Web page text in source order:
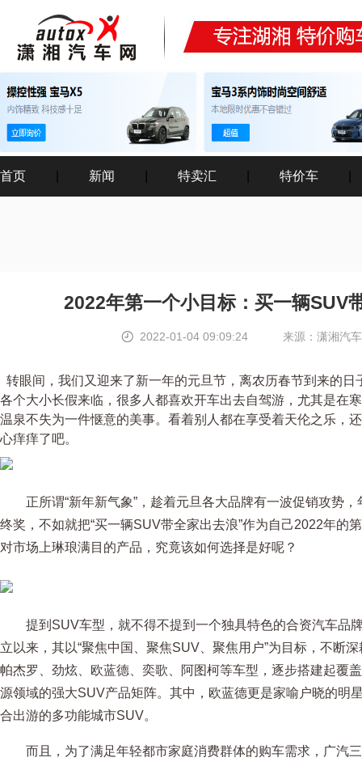
首页 新闻 特卖汇 特价车
2022年第一个小目标：买一辆SUV
2022-01-04 09:09:24 来源：潇湘汽
转眼间，我们又迎来了新一年的元旦节，离农历春节到来的日
各个大小长假来临，很多人都喜欢开车出去自驾游，尤其是在
温泉不失为一件惬意的美事。看着别人都在享受着天伦之乐，
心痒痒了吧。
正所谓“新年新气象”，趁着元旦各大品牌有一波促销攻势
终奖，不如就把“买一辆SUV带全家出去浪”作为自己2022年的
对市场上琳琅满目的产品，究竟该如何选择是好呢？
提到SUV车型，就不得不提到一个独具特色的合资汽车
立以来，其以“聚焦中国、聚焦SUV、聚焦用户”为目标，不断
帕杰罗、劲炫、欧蓝德、奕歌、阿图柯等车型，逐步搭建起覆
源领域的强大SUV产品矩阵。其中，欧蓝德更是家喻户晓的明
合出游的多功能城市SUV。
而且，为了满足年轻都市家庭消费群体的购车需求，广汽